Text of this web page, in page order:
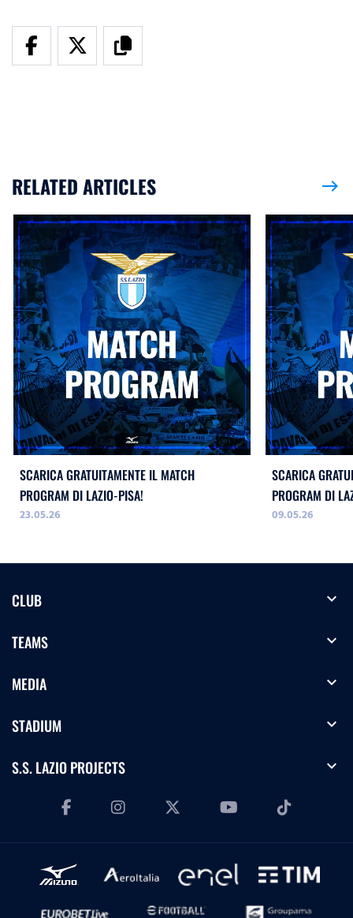
RELATED ARTICLES east
SCARICA GRATUITAMENTE IL MATCH
PROGRAM DI LAZIO-PISA!
23.05.26
SCARICA
PROGRAM DI
09.05.26
CLUB expand_more
TEAMS expand_more
MEDIA expand_more
STADIUM expand_more
S.S. LAZIO PROJECTS expand_more